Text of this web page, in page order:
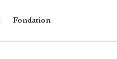
Fondation